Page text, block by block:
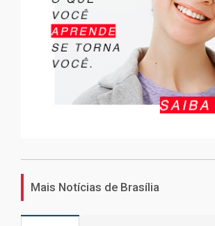
Mais Notícias de Brasília